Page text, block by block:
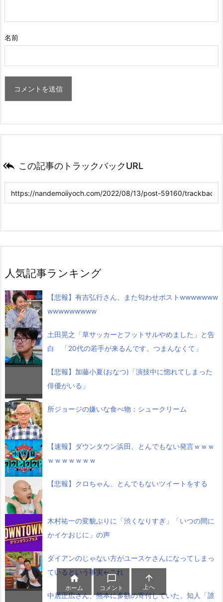
名前
 この記事のトラックバックURL
人気記事ランキング
【悲報】有吉弘行さん、また匂わせポストwwwwwww
wwwwwwwww
土田晃之「草サッカーとフットサルやめました」と告
白 「20代の若手が来るんです。つまんなくて」
【悲報】加藤小夏(おなつ)「演技中に惚れてしまった
俳優がいる」
所ジョージの嫌いな食べ物：シュークリーム
【速報】ダウンタウン浜田、とんでもない発言ｗｗｗ
ｗｗｗｗｗｗｗ
【悲報】クロちゃん、とんでもないツイートをする
木村祐一の変貌ぶりに「渋くなりすぎ」「いつの間に
かイケおじに」の声
ダイアンのじゃない方がユースケさんになってしまっ
ているという事実←これ
中居正広さん、熊本に多額の寄付していた。知人「誰

ホーム

コメント

上へ